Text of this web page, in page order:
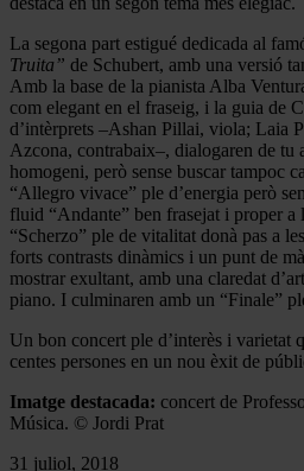
La segona part estigué dedicada al
Truita” de Schubert, amb una versió
Amb la base de la pianista Alba
com elegant en el fraseig, i la guia de
d’intèrprets –Ashan Pillai, viola; Laia
Azcona, contrabaix–, dialogaren de tu
homogeni, però sense buscar tampoc
“Allegro vivace” ple d’energia però
fluid “Andante” ben frasejat i proper a
“Scherzo” ple de vitalitat donà pas a
forts contrasts dinàmics i un punt de
mostrar exultant, amb una claredat
piano. I culminaren amb un “Finale”
Un bon concert ple d’interès i varietat
centes persones en un nou èxit de
Imatge destacada: concert de
Música. © Jordi Prat
31 juliol, 2018